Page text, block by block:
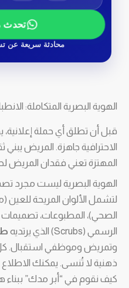
تحدث
محادثة سريعة عن
الهوية البصرية المتكاملة:
قبل أن تطلق أي حملة
الاحترافية جاهزة. المريض يبني
المهتزة تعني فقدان المريض
لتشمل الألوان المريحة للعين
الصحي)، المطبوعات، تصميمات
الرسمي (Scrubs) الذي يرتديه
وتمريض وموظفي استقبال.
ذهنية لا تُنسى. يمكنك
كيف نقوم في “أبر مدك” ببناء